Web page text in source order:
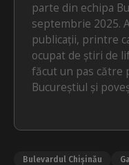
parte din echipa
septembrie 2025.
publicații, printre
ocupat de știri de
făcut un pas către
Bucureștiul și
Bulevardul Chișinău